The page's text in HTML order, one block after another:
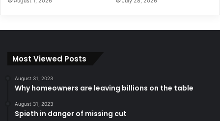
Most Viewed Posts
August 31, 2023
Why homeowners are leaving billions on the table
August 31, 2023
Spieth in danger of missing cut